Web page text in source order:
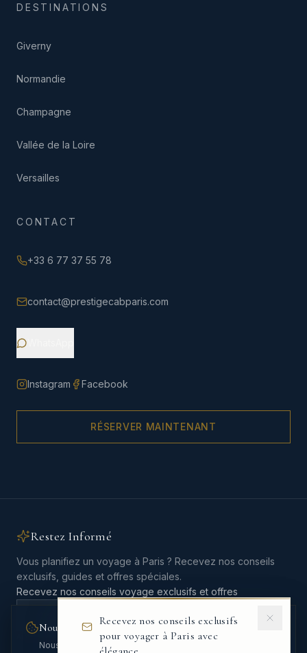
DESTINATIONS
Giverny
Normandie
Champagne
Vallée de la Loire
Versailles
CONTACT
+33 6 77 37 55 78
contact@prestigecabparis.com
Instagram Facebook
RÉSERVER MAINTENANT
Restez Informé
Vous planifiez un voyage à Paris ? Recevez nos conseils
exclusifs, guides et offres spéciales.
Recevez nos conseils voyage exclusifs et offres
Aucun spam. Désinscription en un clic.
Nous respectons votre vie privée
Nous utilisons des cookies pour améliorer votre
Recevez nos conseils exclusifs
pour voyager à Paris avec